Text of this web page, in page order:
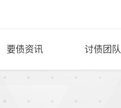
要债资讯 讨债团队